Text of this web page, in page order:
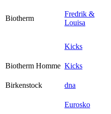
Biotherm
Fredrik &
Louisa
Kicks
Biotherm Homme Kicks
Birkenstock
dna
Eurosko